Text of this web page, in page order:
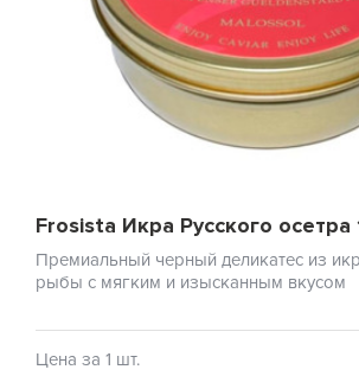
Frosista Икра Русского осетра
Премиальный черный деликатес из
рыбы с мягким и изысканным вкусом
Цена за 1 шт.